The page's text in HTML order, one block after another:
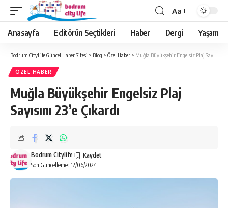
Aa
Anasayfa Editörün Seçtikleri Haber Dergi Yaşam
Bodrum CityLife Güncel Haber Sitesi > Blog > Özel Haber > Muğla Büyükşehir Engelsiz Plaj Sayısını 23’e Çıkardı
ÖZEL HABER
Muğla Büyükşehir Engelsiz Plaj
Sayısını 23’e Çıkardı
Son Güncelleme: 12/06/2024
Bodrum Citylife